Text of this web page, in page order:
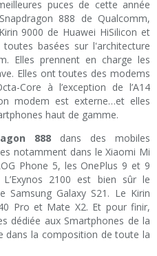
puces de cette année
888 de Qualcomm,
9000 de Huawei HiSilicon et
toutes basées sur l'architecture
Elles prennent en charge les
Elles ont toutes des modems
Core à l’exception de l’A14
modem est externe…et elles
haut de gamme.
888 dans des mobiles
notamment dans le Xiaomi Mi
Phone 5, les OnePlus 9 et 9
2100 est bien sûr le
Galaxy S21. Le Kirin
Pro et Mate X2. Et pour finir,
dédiée aux Smartphones de la
dans la composition de toute la